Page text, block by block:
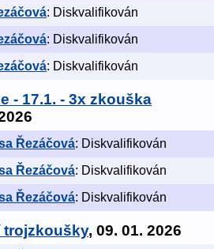
: Diskvalifikován
: Diskvalifikován
: Diskvalifikován
- 17.1. - 3x zkouška
Řezáčová: Diskvalifikován
Řezáčová: Diskvalifikován
Řezáčová: Diskvalifikován
trojzkoušky, 09. 01. 2026